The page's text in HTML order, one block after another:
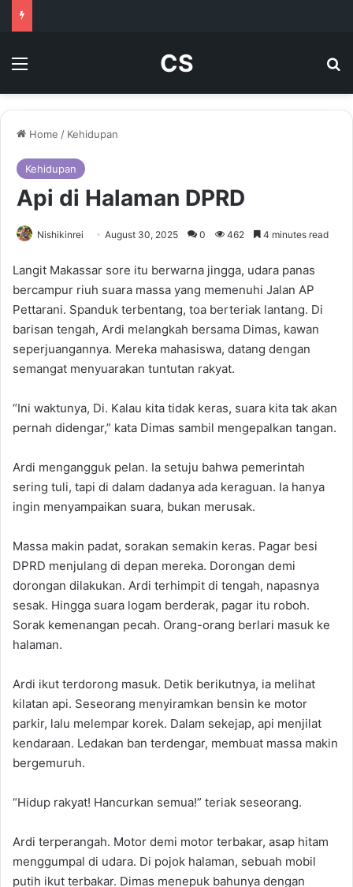
Menu CS
Home / Kehidupan
Kehidupan
Api di Halaman DPRD
Nishikinrei August 30, 2025 0 462 4 minutes read
Langit Makassar sore itu berwarna jingga, udara panas
bercampur riuh suara massa yang memenuhi Jalan AP
Pettarani. Spanduk terbentang, toa berteriak lantang. Di
barisan tengah, Ardi melangkah bersama Dimas, kawan
seperjuangannya. Mereka mahasiswa, datang dengan
semangat menyuarakan tuntutan rakyat.
“Ini waktunya, Di. Kalau kita tidak keras, suara kita tak akan
pernah didengar,” kata Dimas sambil mengepalkan tangan.
Ardi mengangguk pelan. Ia setuju bahwa pemerintah
sering tuli, tapi di dalam dadanya ada keraguan. Ia hanya
ingin menyampaikan suara, bukan merusak.
Massa makin padat, sorakan semakin keras. Pagar besi
DPRD menjulang di depan mereka. Dorongan demi
dorongan dilakukan. Ardi terhimpit di tengah, napasnya
sesak. Hingga suara logam berderak, pagar itu roboh.
Sorak kemenangan pecah. Orang-orang berlari masuk ke
halaman.
Ardi ikut terdorong masuk. Detik berikutnya, ia melihat
kilatan api. Seseorang menyiramkan bensin ke motor
parkir, lalu melempar korek. Dalam sekejap, api menjilat
kendaraan. Ledakan ban terdengar, membuat massa makin
bergemuruh.
“Hidup rakyat! Hancurkan semua!” teriak seseorang.
Ardi terperangah. Motor demi motor terbakar, asap hitam
menggumpal di udara. Di pojok halaman, sebuah mobil
putih ikut terbakar. Dimas menepuk bahunya dengan